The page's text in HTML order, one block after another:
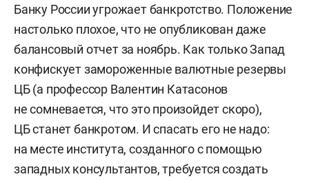
Банку России угрожает банкротство. Положение
настолько плохое, что не опубликован даже
балансовый отчет за ноябрь. Как только Запад
конфискует замороженные валютные резервы
ЦБ (а профессор Валентин Катасонов
не сомневается, что это произойдет скоро),
ЦБ станет банкротом. И спасать его не надо:
на месте института, созданного с помощью
западных консультантов, требуется создать